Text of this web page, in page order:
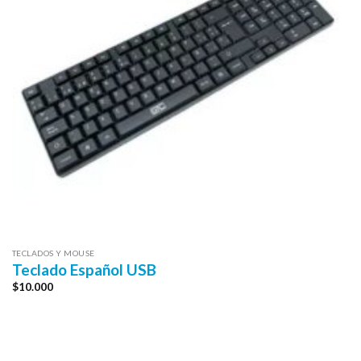
TECLADOS Y MOUSE
Teclado Español USB
$10.000